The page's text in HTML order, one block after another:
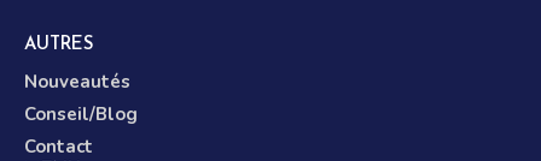
AUTRES
Nouveautés
Conseil/Blog
Contact